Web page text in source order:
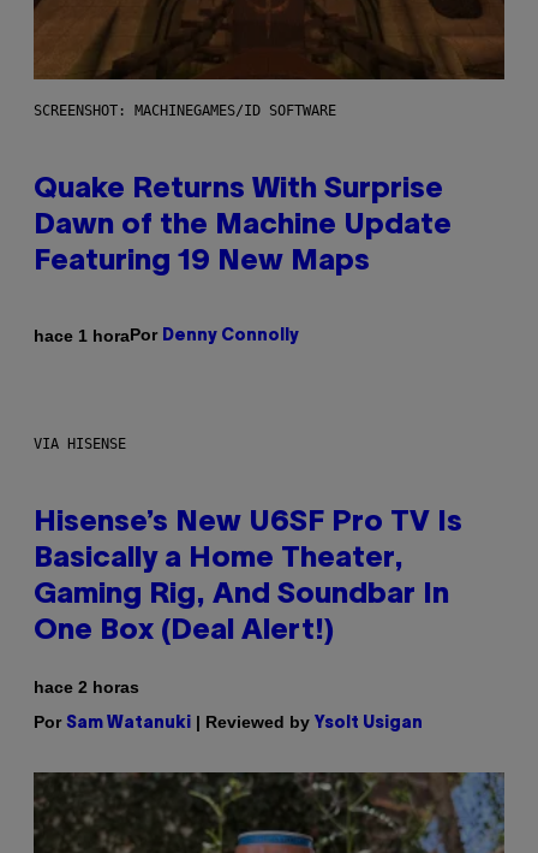
SCREENSHOT: MACHINEGAMES/ID SOFTWARE
Quake Returns With Surprise
Dawn of the Machine Update
Featuring 19 New Maps
hace 1 horaPor Denny Connolly
VIA HISENSE
Hisense’s New U6SF Pro TV Is
Basically a Home Theater,
Gaming Rig, And Soundbar In
One Box (Deal Alert!)
hace 2 horas
Por Sam Watanuki | Reviewed by Ysolt Usigan